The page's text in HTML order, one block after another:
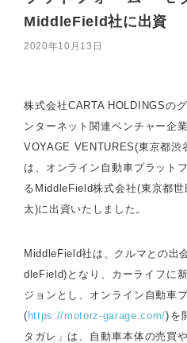
MiddleField社に出資
2020年10月13日
株式会社CARTA HOLDINGSの
ンターネット関連ベンチャー企
VOYAGE VENTURES(東京都渋
は、オンライン自動車プラット
るMiddleField株式会社(東京都
太)に出資いたしました。
MiddleField社は、クルマとの出
dleField)となり、カーライフに
ジョンとし、オンライン自動車
( https://motorz-garage.com/)を
タガレ」は、自動車本体の売買